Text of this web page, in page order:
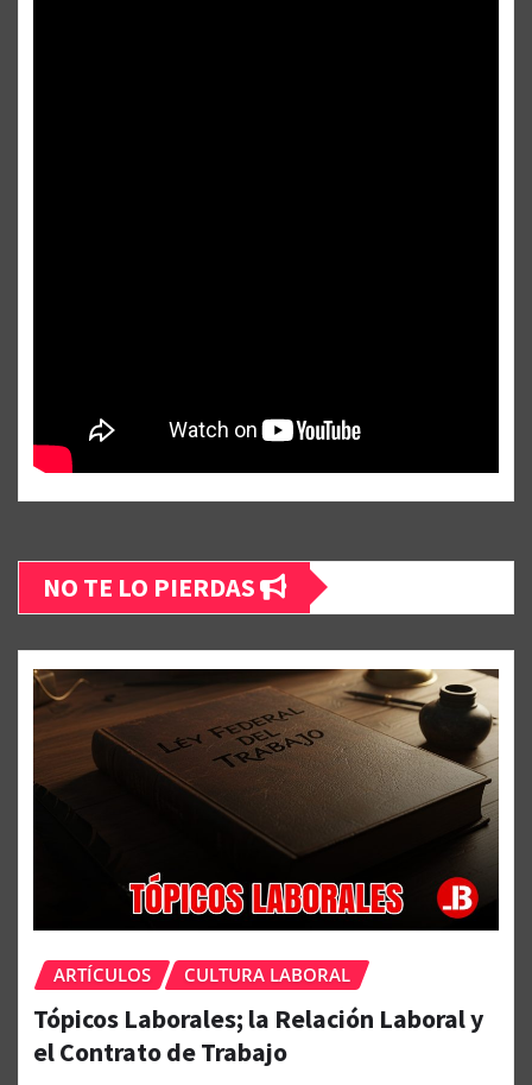
NO TE LO PIERDAS
ARTÍCULOS CULTURA LABORAL
Tópicos Laborales; la Relación Laboral y
el Contrato de Trabajo